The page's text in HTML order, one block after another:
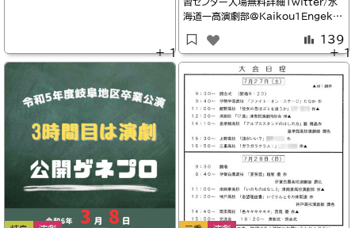
等学校演劇祭（
海道一高演劇部@Kaikou1EngekiT
_dramaTwitter/@papa5688※タ
イムテーブル、上演作品10：00茨城古
河第二高校演劇部『煙突のないカフェ』
生徒創作10：45茨城下妻第二高校演
139
＋ 1 ＋ 1